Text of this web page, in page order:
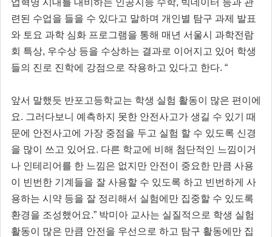
련된 수업을 들을 수 있다고 말하며 개인별 탐구 과제 발표
와 토요 과학 심화 프로그램을 통해 매년 서울시 과학전람
회 특상, 우수상 등을 수상하는 결과로 이어지고 있어 학생
들의 진로 진학에 강점으로 작용하고 있다고 한다. “
앞서 말했듯 반포고등학교는 학생 실험 활동이 많은 편이에
요. 그러다보니 예측하지 못한 안전사고가 생길 수 있기 때
문에 안전사고에 가장 중점을 두고 실험 할 수 있도록 신경
을 많이 쓰고 있어요. 다른 학교에 비해 첨단적인 느낌이거
나 인테리어를 한 느낌은 없지만 안전이 중요한 만큼 사용
이 빈번한 기계들을 잘 사용할 수 있도록 하고 빈번하게 사
용하는 시약 등을 잘 정리해서 실험에만 집중할 수 있도록
환경을 조성했어요.” 박미아 교사는 실질적으로 학생 실험
활동이 많은 만큼 안전을 우선으로 하고 탐구 활동에만 집